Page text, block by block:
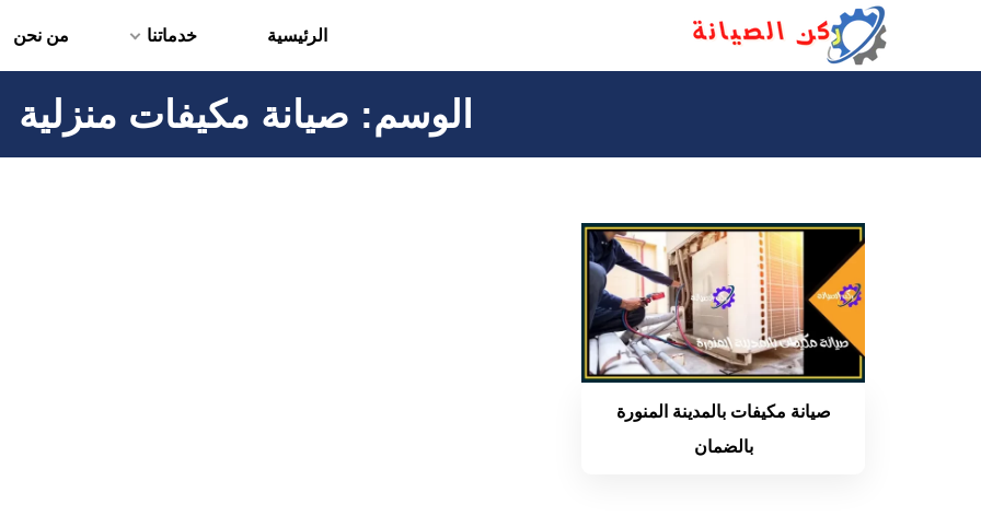
الرئيسية خدماتنا من نحن
الوسم: صيانة مكيفات منزلية
صيانة مكيفات بالمدينة المنورة
بالضمان